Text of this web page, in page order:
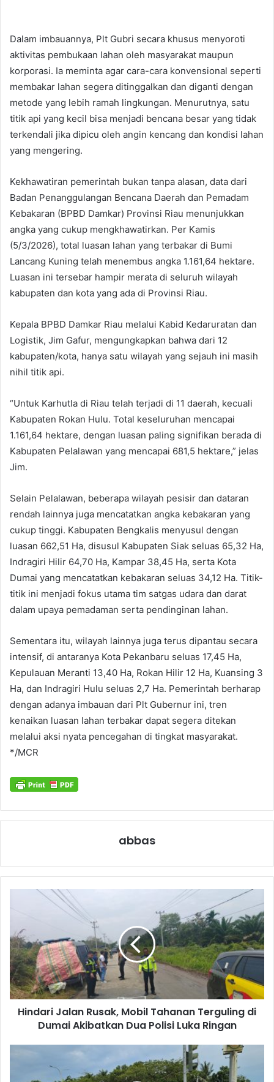
Dalam imbauannya, Plt Gubri secara khusus menyoroti
aktivitas pembukaan lahan oleh masyarakat maupun
korporasi. Ia meminta agar cara-cara konvensional seperti
membakar lahan segera ditinggalkan dan diganti dengan
metode yang lebih ramah lingkungan. Menurutnya, satu
titik api yang kecil bisa menjadi bencana besar yang tidak
terkendali jika dipicu oleh angin kencang dan kondisi lahan
yang mengering.
Kekhawatiran pemerintah bukan tanpa alasan, data dari
Badan Penanggulangan Bencana Daerah dan Pemadam
Kebakaran (BPBD Damkar) Provinsi Riau menunjukkan
angka yang cukup mengkhawatirkan. Per Kamis
(5/3/2026), total luasan lahan yang terbakar di Bumi
Lancang Kuning telah menembus angka 1.161,64 hektare.
Luasan ini tersebar hampir merata di seluruh wilayah
kabupaten dan kota yang ada di Provinsi Riau.
Kepala BPBD Damkar Riau melalui Kabid Kedaruratan dan
Logistik, Jim Gafur, mengungkapkan bahwa dari 12
kabupaten/kota, hanya satu wilayah yang sejauh ini masih
nihil titik api.
“Untuk Karhutla di Riau telah terjadi di 11 daerah, kecuali
Kabupaten Rokan Hulu. Total keseluruhan mencapai
1.161,64 hektare, dengan luasan paling signifikan berada di
Kabupaten Pelalawan yang mencapai 681,5 hektare,” jelas
Jim.
Selain Pelalawan, beberapa wilayah pesisir dan dataran
rendah lainnya juga mencatatkan angka kebakaran yang
cukup tinggi. Kabupaten Bengkalis menyusul dengan
luasan 662,51 Ha, disusul Kabupaten Siak seluas 65,32 Ha,
Indragiri Hilir 64,70 Ha, Kampar 38,45 Ha, serta Kota
Dumai yang mencatatkan kebakaran seluas 34,12 Ha. Titik-
titik ini menjadi fokus utama tim satgas udara dan darat
dalam upaya pemadaman serta pendinginan lahan.
Sementara itu, wilayah lainnya juga terus dipantau secara
intensif, di antaranya Kota Pekanbaru seluas 17,45 Ha,
Kepulauan Meranti 13,40 Ha, Rokan Hilir 12 Ha, Kuansing 3
Ha, dan Indragiri Hulu seluas 2,7 Ha. Pemerintah berharap
dengan adanya imbauan dari Plt Gubernur ini, tren
kenaikan luasan lahan terbakar dapat segera ditekan
melalui aksi nyata pencegahan di tingkat masyarakat.
*/MCR
abbas
Hindari Jalan Rusak, Mobil Tahanan Terguling di
Dumai Akibatkan Dua Polisi Luka Ringan